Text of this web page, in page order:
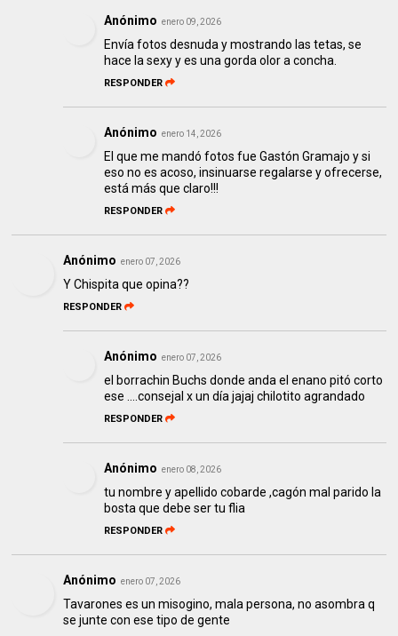
Anónimo enero 09, 2026
Envía fotos desnuda y mostrando las tetas, se
hace la sexy y es una gorda olor a concha.
RESPONDER
Anónimo enero 14, 2026
El que me mandó fotos fue Gastón Gramajo y si
eso no es acoso, insinuarse regalarse y ofrecerse,
está más que claro!!!
RESPONDER
Anónimo enero 07, 2026
Y Chispita que opina??
RESPONDER
Anónimo enero 07, 2026
el borrachin Buchs donde anda el enano pitó corto
ese ….consejal x un día jajaj chilotito agrandado
RESPONDER
Anónimo enero 08, 2026
tu nombre y apellido cobarde ,cagón mal parido la
bosta que debe ser tu flia
RESPONDER
Anónimo enero 07, 2026
Tavarones es un misogino, mala persona, no asombra q
se junte con ese tipo de gente